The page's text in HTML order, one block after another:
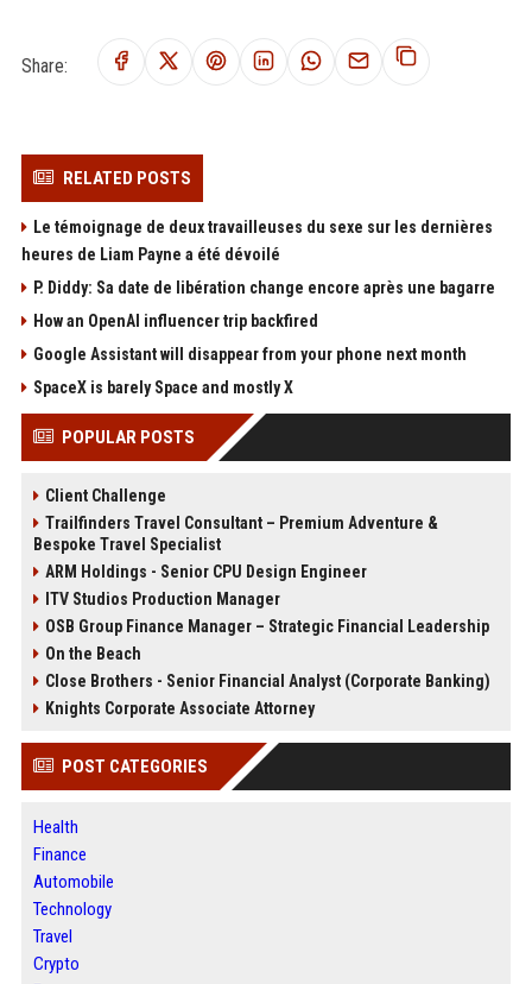
Share:
RELATED POSTS
Le témoignage de deux travailleuses du sexe sur les dernières
heures de Liam Payne a été dévoilé
P. Diddy: Sa date de libération change encore après une bagarre
How an OpenAI influencer trip backfired
Google Assistant will disappear from your phone next month
SpaceX is barely Space and mostly X
POPULAR POSTS
Client Challenge
Trailfinders Travel Consultant – Premium Adventure &
Bespoke Travel Specialist
ARM Holdings - Senior CPU Design Engineer
ITV Studios Production Manager
OSB Group Finance Manager – Strategic Financial Leadership
On the Beach
Close Brothers - Senior Financial Analyst (Corporate Banking)
Knights Corporate Associate Attorney
POST CATEGORIES
Health
Finance
Automobile
Technology
Travel
Crypto